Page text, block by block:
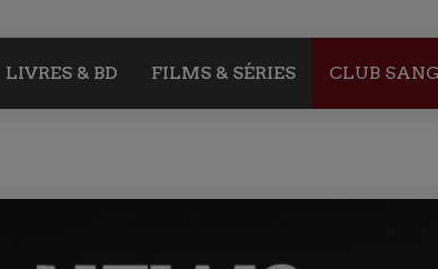
LIVRES & BD FILMS & SÉRIES CLUB SANG